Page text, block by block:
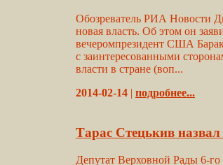
Обозреватель РИА Новости
новая власть. Об этом он
вечеромпрезидент США
с заинтересованными
власти в стране (воп...
2014-02-14 | подробнее...
Тарас Стецькив
Депутат Верховной Рады 6-